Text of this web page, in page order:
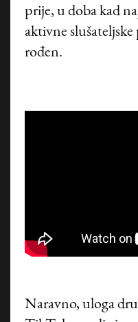
prije, u doba kad
aktivne
rođen.
Naravno, uloga